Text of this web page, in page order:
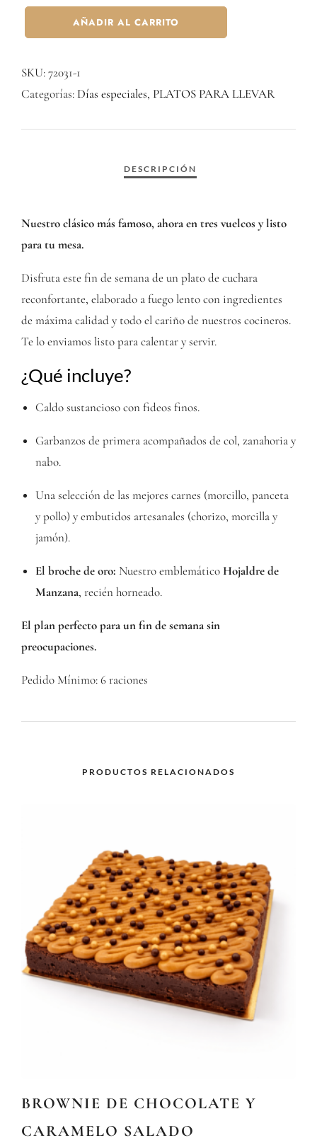
AÑADIR AL CARRITO
SKU:72031-1
Categorías: Días especiales, PLATOS PARA LLEVAR
Nuestro clásico más famoso, ahora en tres vuelcos y listo
para tu mesa.
Disfruta este fin de semana de un plato de cuchara
reconfortante, elaborado a fuego lento con ingredientes
de máxima calidad y todo el cariño de nuestros cocineros.
Te lo enviamos listo para calentar y servir.
¿Qué incluye?
Caldo sustancioso con fideos finos.
Garbanzos de primera acompañados de col, zanahoria y
nabo.
Una selección de las mejores carnes (morcillo, panceta
y pollo) y embutidos artesanales (chorizo, morcilla y
jamón).
El broche de oro: Nuestro emblemáticoHojaldre de
Manzana, recién horneado.
El plan perfecto para un fin de semana sin
preocupaciones.
Pedido Mínimo: 6 raciones
PRODUCTOS RELACIONADOS
BROWNIE DE CHOCOLATE Y
CARAMELO SALADO